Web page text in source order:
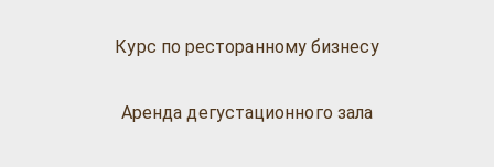
Курс по ресторанному бизнесу
Аренда дегустационного зала